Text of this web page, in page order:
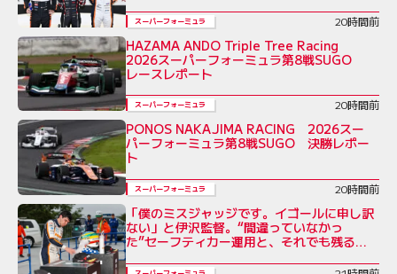
スーパーフォーミュラ 20時間前
HAZAMA ANDO Triple Tree Racing
2026スーパーフォーミュラ第8戦SUGO
レースレポート
スーパーフォーミュラ 20時間前
PONOS NAKAJIMA RACING 2026スー
パーフォーミュラ第8戦SUGO 決勝レポー
ト
スーパーフォーミュラ 20時間前
「僕のミスジャッジです。イゴールに申し訳
ない」と伊沢監督。“間違っていなかっ
た”セーフティカー運用と、それでも残る不